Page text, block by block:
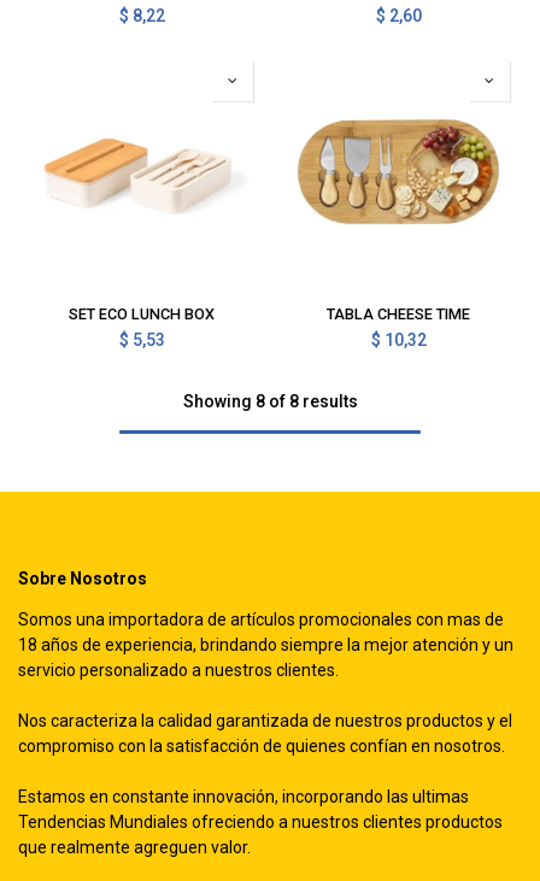
$ 8,22 $ 2,60
SET ECO LUNCH BOX
$ 5,53
TABLA CHEESE TIME
$ 10,32
Showing 8 of 8 results
Sobre Nosotros
Somos una importadora de artículos promocionales con mas de
18 años de experiencia, brindando siempre la mejor atención y un
servicio personalizado a nuestros clientes.
Nos caracteriza la calidad garantizada de nuestros productos y el
compromiso con la satisfacción de quienes confían en nosotros.
Estamos en constante innovación, incorporando las ultimas
Tendencias Mundiales ofreciendo a nuestros clientes productos
que realmente agreguen valor.